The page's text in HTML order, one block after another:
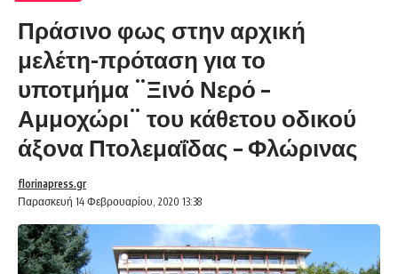
Πράσινο φως στην αρχική
μελέτη-πρόταση για το
υποτμήμα ¨Ξινό Νερό –
Αμμοχώρι¨ του κάθετου οδικού
άξονα Πτολεμαΐδας – Φλώρινας
Παρασκευή 14 Φεβρουαρίου, 2020 13:38
florinapress.gr